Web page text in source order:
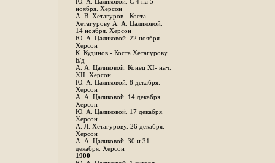
Ю. А. Цаликовой. С 4 на 5
ноября. Херсон
А. В. Хетагуров - Коста
Хетагурову А. А. Цаликовой.
14 ноября. Херсон
Ю. А. Цаликовой. 22 ноября.
Херсон
К. Кудинов - Коста Хетагурову.
Б/д
А. А. Цаликовой. Конец XI- нач.
XII. Херсон
Ю. А. Цаликовой. 8 декабря.
Херсон
А. А. Цаликовой. 14 декабря.
Херсон
Ю. А. Цаликовой. 17 декабря.
Херсон
А. Л. Хетагурову. 26 декабря.
Херсон
А. А. Цаликовой. 30 и 31
декабря. Херсон
1900